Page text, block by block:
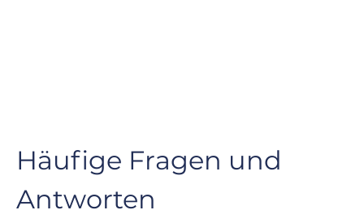
Häufige Fragen und
Antworten